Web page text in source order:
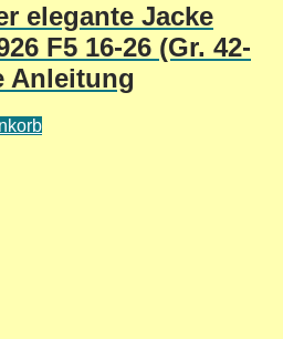
elegante Jacke
F5 16-26 (Gr. 42-
Anleitung